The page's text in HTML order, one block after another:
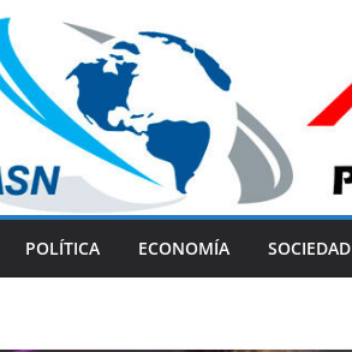
POLÍTICA ECONOMÍA SOCIEDAD